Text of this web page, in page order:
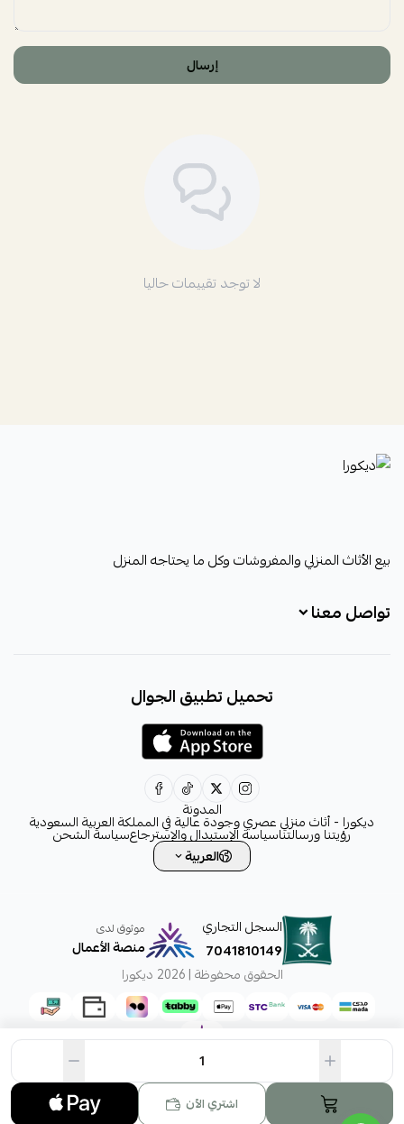
اشتري الآن
إرسال
لا توجد تقييمات حاليا
ديكورا
بيع الأثاث المنزلي والمفروشات وكل ما يحتاجه المنزل
تواصل معنا
decora6586@gmail.com
تحميل تطبيق الجوال
المدونة
ديكورا - أثاث منزلي عصري وجودة عالية في المملكة العربية السعودية
رؤيتنا ورسالتناسياسة الإستبدال والإسترجاعسياسة الشحن
العربية
السجل التجاري
7041810149
موثوق لدى
منصة الأعمال
الحقوق محفوظة | 2026
ديكورا